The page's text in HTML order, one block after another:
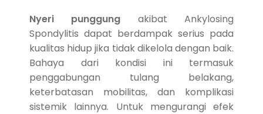
Nyeri punggung akibat Ankylosing
Spondylitis dapat berdampak serius pada
kualitas hidup jika tidak dikelola dengan baik.
Bahaya dari kondisi ini termasuk
penggabungan tulang belakang,
keterbatasan mobilitas, dan komplikasi
sistemik lainnya. Untuk mengurangi efek